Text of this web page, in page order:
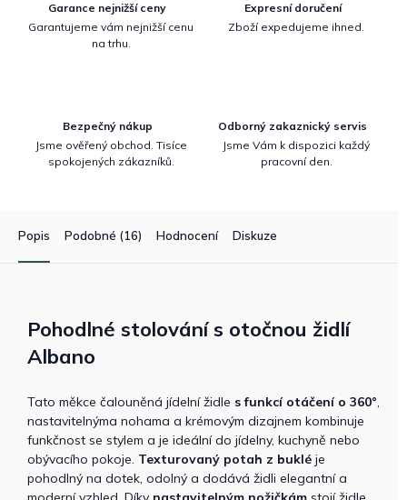
Garance nejnižší ceny
Garantujeme vám nejnižší cenu
na trhu.
Expresní doručení
Zboží expedujeme ihned.
Bezpečný nákup
Jsme ověřený obchod. Tisíce
spokojených zákazníků.
Odborný zakaznický servis
Jsme Vám k dispozici každý
pracovní den.
Popis Podobné (16) Hodnocení Diskuze
Pohodlné stolování s otočnou židlí
Albano
Tato měkce čalouněná jídelní židle s funkcí otáčení o 360°,
nastavitelnýma nohama a krémovým dizajnem kombinuje
funkčnost se stylem a je ideální do jídelny, kuchyně nebo
obývacího pokoje. Texturovaný potah z buklé je
pohodlný na dotek, odolný a dodává židli elegantní a